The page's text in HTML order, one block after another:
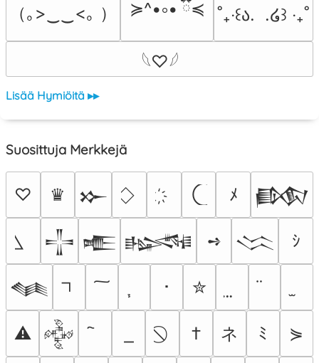
（｡>‿‿<｡ ） ≽^•༚• ྀིྀ≼ ˚₊‧꒰ა.  .໒꒱ ‧₊˚
𓆩♡𓆪
Lisää Hymiöitä ▸▸
Suosittuja Merkkejä
♡ ♛ 𒁍 ﾒ 𒁃
𒋲 𒍫 𒈙 ➺ 𒈱 ｼ
𒈝 ･ ✮
⚠ 𒅒 † ネ ﾐ ⋟